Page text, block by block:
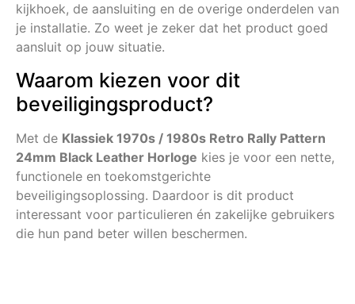
kijkhoek, de aansluiting en de overige onderdelen van
je installatie. Zo weet je zeker dat het product goed
aansluit op jouw situatie.
Waarom kiezen voor dit
beveiligingsproduct?
Met de Klassiek 1970s / 1980s Retro Rally Pattern
24mm Black Leather Horloge kies je voor een nette,
functionele en toekomstgerichte
beveiligingsoplossing. Daardoor is dit product
interessant voor particulieren én zakelijke gebruikers
die hun pand beter willen beschermen.